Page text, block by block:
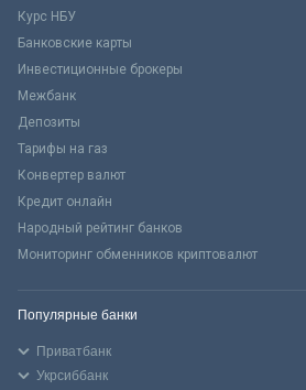
Курс НБУ
Банковские карты
Инвестиционные брокеры
Межбанк
Депозиты
Тарифы на газ
Конвертер валют
Кредит онлайн
Народный рейтинг банков
Мониторинг обменников криптовалют
Популярные банки
Приватбанк
Укрсиббанк